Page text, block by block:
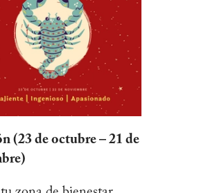
(23 de octubre – 21 de